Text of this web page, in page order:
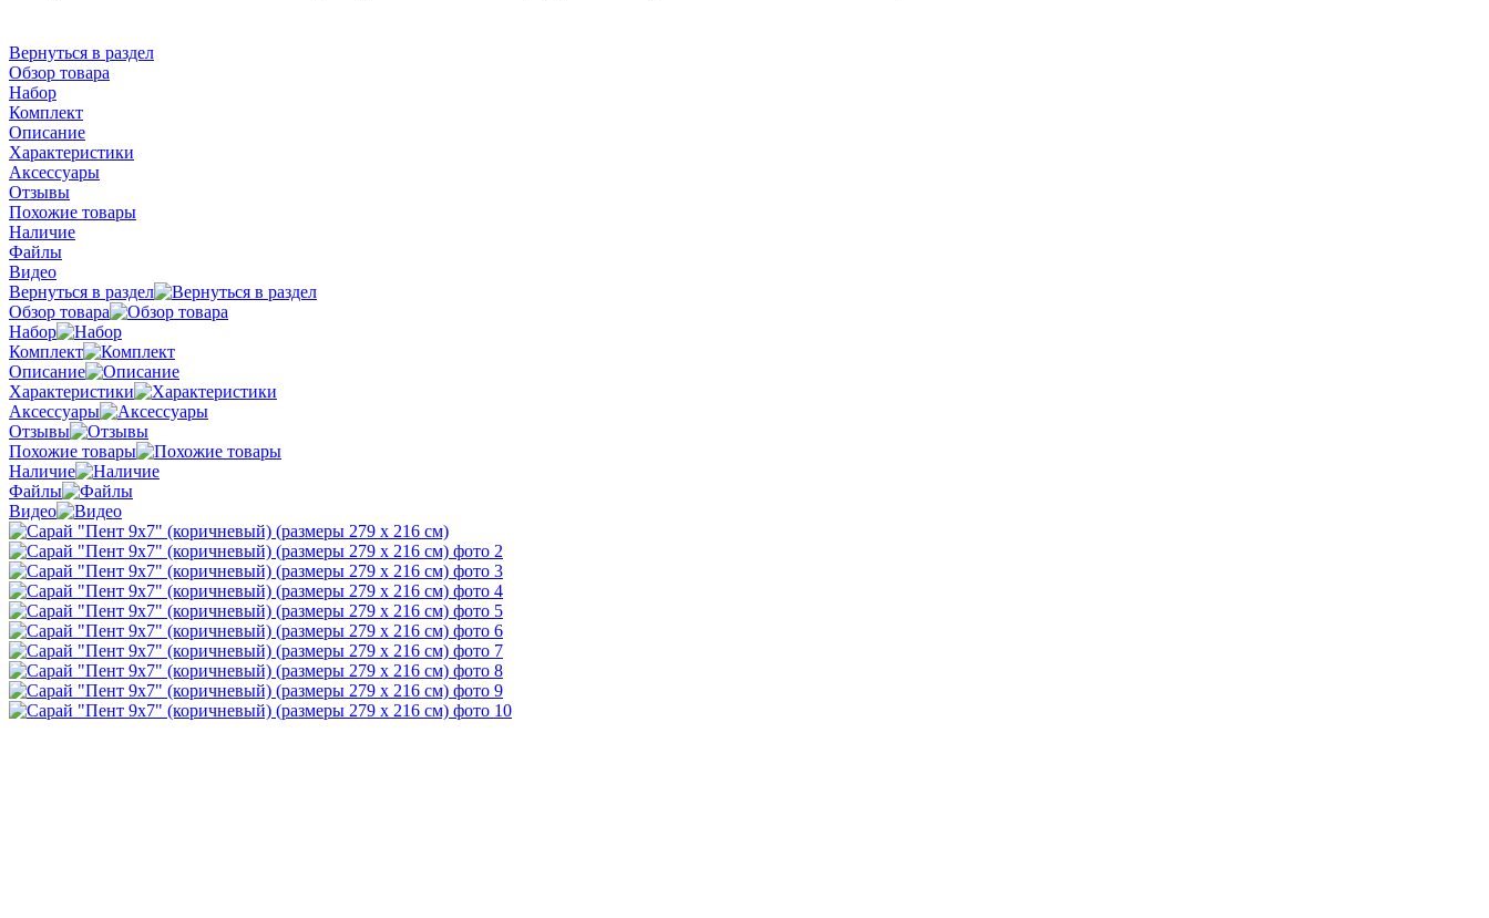
Вернуться в раздел
Обзор товара
Набор
Комплект
Описание
Характеристики
Аксессуары
Отзывы
Похожие товары
Наличие
Файлы
Видео
Вернуться в раздел
Обзор товара
Набор
Комплект
Описание
Характеристики
Аксессуары
Отзывы
Похожие товары
Наличие
Файлы
Видео